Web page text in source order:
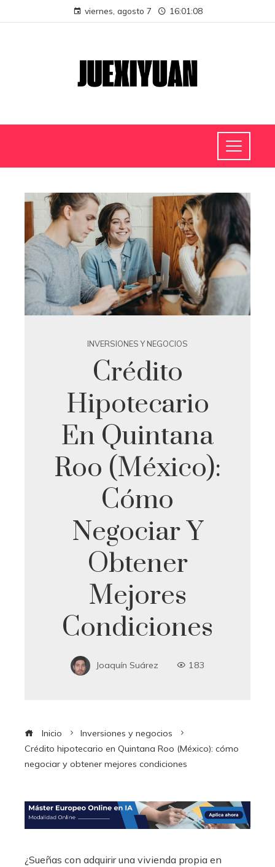
viernes, agosto 7 16:01:09
INVERSIONES Y NEGOCIOS
Crédito
Hipotecario
En Quintana
Roo (México):
Cómo
Negociar Y
Obtener
Mejores
Condiciones
Joaquín Suárez 183
Inicio
Inversiones y negocios
Crédito hipotecario en Quintana Roo (México): cómo
negociar y obtener mejores condiciones
¿Sueñas con adquirir una vivienda propia en